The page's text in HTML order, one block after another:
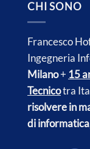
CHI SONO
Francesco
Ingegneria
Milano+ 15
Tecnicotra
risolvere in
di